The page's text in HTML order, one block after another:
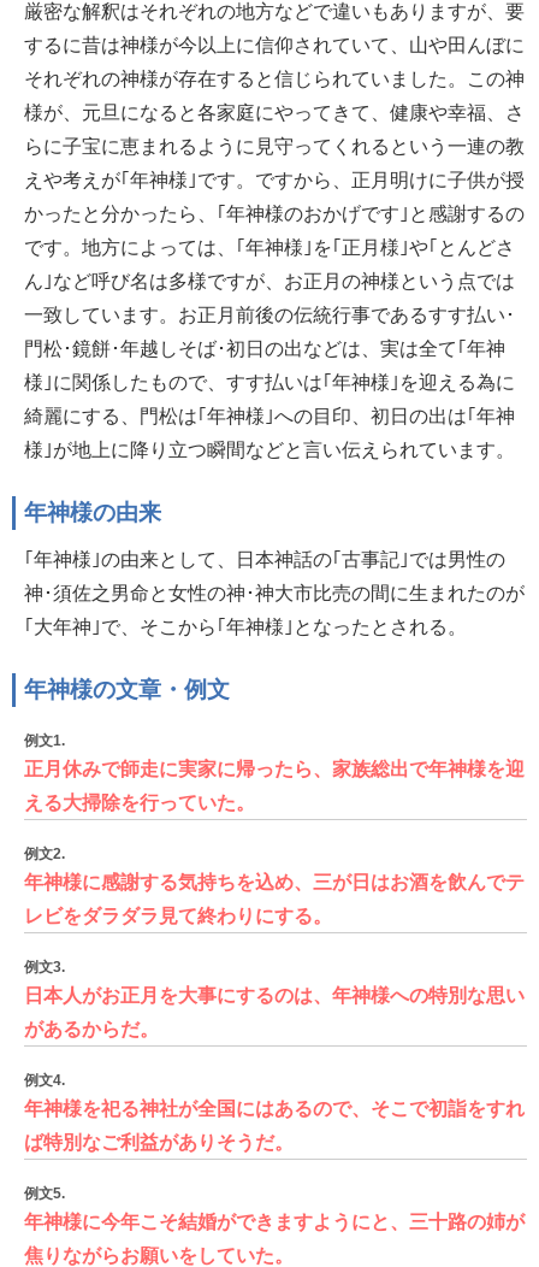
厳密な解釈はそれぞれの地方などで違いもありますが、要
するに昔は神様が今以上に信仰されていて、山や田んぼに
それぞれの神様が存在すると信じられていました。この神
様が、元旦になると各家庭にやってきて、健康や幸福、さ
らに子宝に恵まれるように見守ってくれるという一連の教
えや考えが｢年神様｣です。ですから、正月明けに子供が授
かったと分かったら、｢年神様のおかげです｣と感謝するの
です。地方によっては、｢年神様｣を｢正月様｣や｢とんどさ
ん｣など呼び名は多様ですが、お正月の神様という点では
一致しています。お正月前後の伝統行事であるすす払い･
門松･鏡餅･年越しそば･初日の出などは、実は全て｢年神
様｣に関係したもので、すす払いは｢年神様｣を迎える為に
綺麗にする、門松は｢年神様｣への目印、初日の出は｢年神
様｣が地上に降り立つ瞬間などと言い伝えられています。
年神様の由来
｢年神様｣の由来として、日本神話の｢古事記｣では男性の
神･須佐之男命と女性の神･神大市比売の間に生まれたのが
｢大年神｣で、そこから｢年神様｣となったとされる。
年神様の文章・例文
例文1.
正月休みで師走に実家に帰ったら、家族総出で年神様を迎
える大掃除を行っていた。
例文2.
年神様に感謝する気持ちを込め、三が日はお酒を飲んでテ
レビをダラダラ見て終わりにする。
例文3.
日本人がお正月を大事にするのは、年神様への特別な思い
があるからだ。
例文4.
年神様を祀る神社が全国にはあるので、そこで初詣をすれ
ば特別なご利益がありそうだ。
例文5.
年神様に今年こそ結婚ができますようにと、三十路の姉が
焦りながらお願いをしていた。